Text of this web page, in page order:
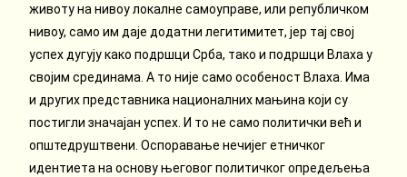
животу на нивоу локалне самоуправе, или републичком
нивоу, само им даје додатни легитимитет, јер тај свој
успех дугују како подршци Срба, тако и подршци Влаха у
својим срединама. А то није само особеност Влаха. Има
и других представника националних мањина који су
постигли значајан успех. И то не само политички већ и
општедруштвени. Оспоравање нечијег етничког
идентиета на основу његовог политичког опредељења